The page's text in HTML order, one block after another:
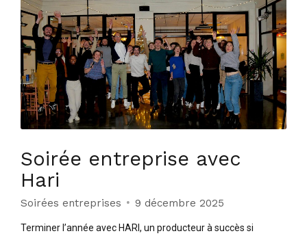
Soirée entreprise avec
Hari
Soirées entreprises 9 décembre 2025
Terminer l’année avec HARI, un producteur à succès si